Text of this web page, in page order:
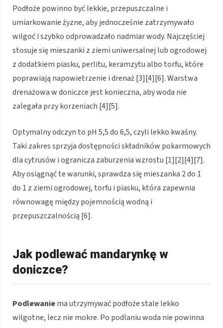
Podłoże powinno być lekkie, przepuszczalne i
umiarkowanie żyzne, aby jednocześnie zatrzymywało
wilgoć i szybko odprowadzało nadmiar wody. Najczęściej
stosuje się mieszanki z ziemi uniwersalnej lub ogrodowej
z dodatkiem piasku, perlitu, keramzytu albo torfu, które
poprawiają napowietrzenie i drenaż [3][4][6]. Warstwa
drenażowa w doniczce jest konieczna, aby woda nie
zalegała przy korzeniach [4][5].
Optymalny odczyn to pH 5,5 do 6,5, czyli lekko kwaśny.
Taki zakres sprzyja dostępności składników pokarmowych
dla cytrusów i ogranicza zaburzenia wzrostu [1][2][4][7].
Aby osiągnąć te warunki, sprawdza się mieszanka 2 do 1
do 1 z ziemi ogrodowej, torfu i piasku, która zapewnia
równowagę między pojemnością wodną i
przepuszczalnością [6].
Jak podlewać mandarynkę w
doniczce?
Podlewaniema utrzymywać podłoże stale lekko
wilgotne, lecz nie mokre. Po podlaniu woda nie powinna